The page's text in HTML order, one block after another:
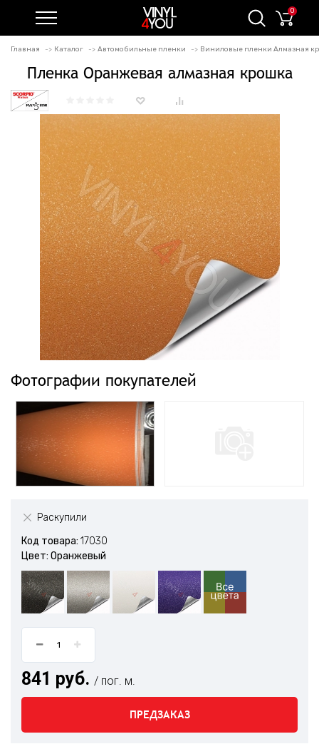
0
Главная Каталог Автомобильные пленки Виниловые пленки Алмазная
Пленка Оранжевая алмазная крошка
Фотографии покупателей
Раскупили
Код товара: 17030
Цвет: Оранжевый
841 руб. / пог. м.
ПРЕДЗАКАЗ